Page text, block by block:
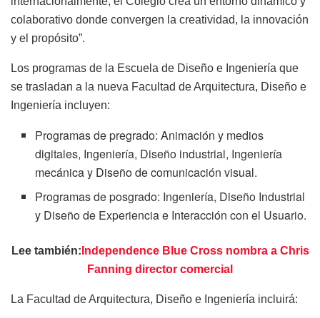
colaborativo donde convergen la creatividad, la innovación
y el propósito”.
Los programas de la Escuela de Diseño e Ingeniería que
se trasladan a la nueva Facultad de Arquitectura, Diseño e
Ingeniería incluyen:
Programas de pregrado: Animación y medios
digitales, Ingeniería, Diseño industrial, Ingeniería
mecánica y Diseño de comunicación visual.
Programas de posgrado: Ingeniería, Diseño Industrial
y Diseño de Experiencia e Interacción con el Usuario.
Lee también: Independence Blue Cross nombra a Chris
Fanning director comercial
La Facultad de Arquitectura, Diseño e Ingeniería incluirá: